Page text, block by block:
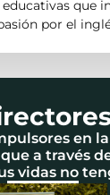
que
por el
en
a través
vidas no